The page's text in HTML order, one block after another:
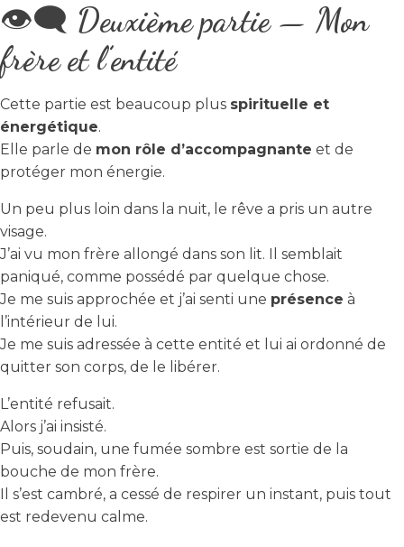
👁️‍🗨️ Deuxième partie — Mon
frère et l’entité
Cette partie est beaucoup plus spirituelle et
énergétique.
Elle parle de mon rôle d’accompagnante et de
protéger mon énergie.
Un peu plus loin dans la nuit, le rêve a pris un autre
visage.
J’ai vu mon frère allongé dans son lit. Il semblait
paniqué, comme possédé par quelque chose.
Je me suis approchée et j’ai senti une présence à
l’intérieur de lui.
Je me suis adressée à cette entité et lui ai ordonné de
quitter son corps, de le libérer.
L’entité refusait.
Alors j’ai insisté.
Puis, soudain, une fumée sombre est sortie de la
bouche de mon frère.
Il s’est cambré, a cessé de respirer un instant, puis tout
est redevenu calme.